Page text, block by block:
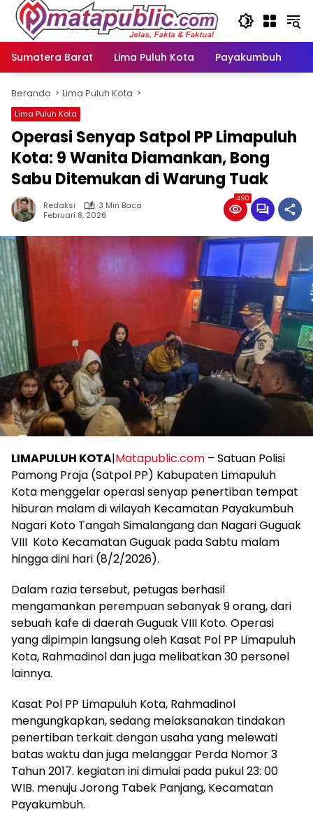
Langsung
konten
Sumatera Barat
Lima Puluh Kota Payakumbuh
Beranda Lima Puluh Kota
Lima Puluh Kota
Operasi Senyap Satpol PP Limapuluh
Kota: 9 Wanita Diamankan, Bong
Sabu Ditemukan di Warung Tuak
Redaksi
3 Min Baca
Februari 8, 2026
490
LIMAPULUH KOTA|Matapublic.com – Satuan Polisi
Pamong Praja (Satpol PP) Kabupaten Limapuluh
Kota menggelar operasi senyap penertiban tempat
hiburan malam di wilayah Kecamatan Payakumbuh
Nagari Koto Tangah Simalangang dan Nagari Guguak
VIII Koto Kecamatan Guguak pada Sabtu malam
hingga dini hari (8/2/2026).
Dalam razia tersebut, petugas berhasil
mengamankan perempuan sebanyak 9 orang, dari
sebuah kafe di daerah Guguak VIII Koto. Operasi
yang dipimpin langsung oleh Kasat Pol PP Limapuluh
Kota, Rahmadinol dan juga melibatkan 30 personel
lainnya.
Kasat Pol PP Limapuluh Kota, Rahmadinol
mengungkapkan, sedang melaksanakan tindakan
penertiban terkait dengan usaha yang melewati
batas waktu dan juga melanggar Perda Nomor 3
Tahun 2017. kegiatan ini dimulai pada pukul 23: 00
WIB. menuju Jorong Tabek Panjang, Kecamatan
Payakumbuh.